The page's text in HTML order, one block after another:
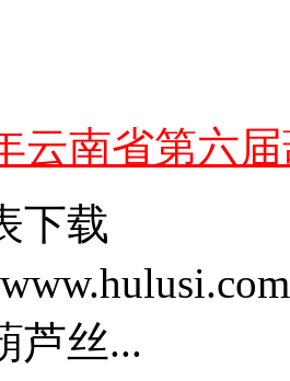
云南省第六
下载
芦丝...